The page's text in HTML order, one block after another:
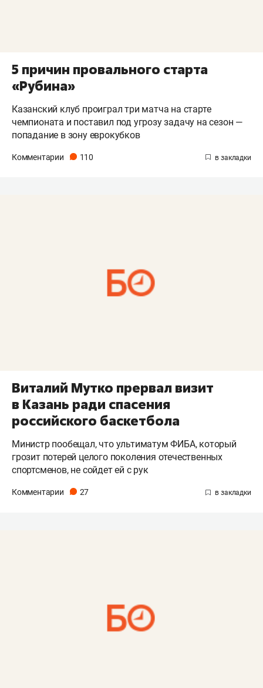
5 причин провального старта
«Рубина»
Казанский клуб проиграл три матча на старте
чемпионата и поставил под угрозу задачу на сезон —
попадание в зону еврокубков
Комментарии 110
Виталий Мутко прервал визит
в Казань ради спасения
российского баскетбола
Министр пообещал, что ультиматум ФИБА, который
грозит потерей целого поколения отечественных
спортсменов, не сойдет ей с рук
Комментарии 27